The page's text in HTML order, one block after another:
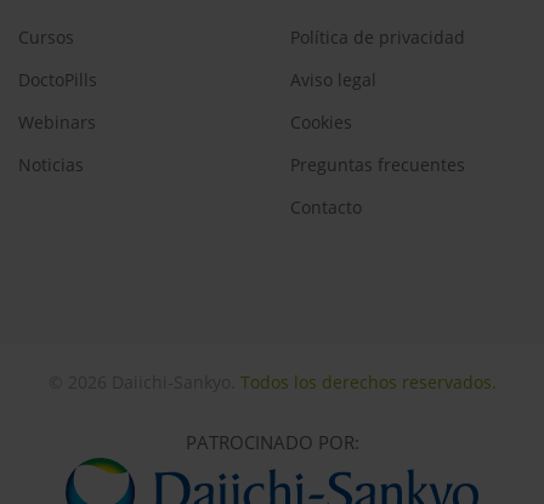
Cursos
DoctoPills
Webinars
Noticias
Política de privacidad
Aviso legal
Cookies
Preguntas frecuentes
Contacto
Todos los derechos reservados.
PATROCINADO POR: